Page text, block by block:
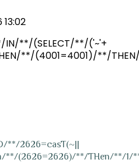
**/(SELECT/**/('~'+
**/(4001=4001)/**/
**/2626=casT(~||
**/(2626=2626)/**/THen/**/